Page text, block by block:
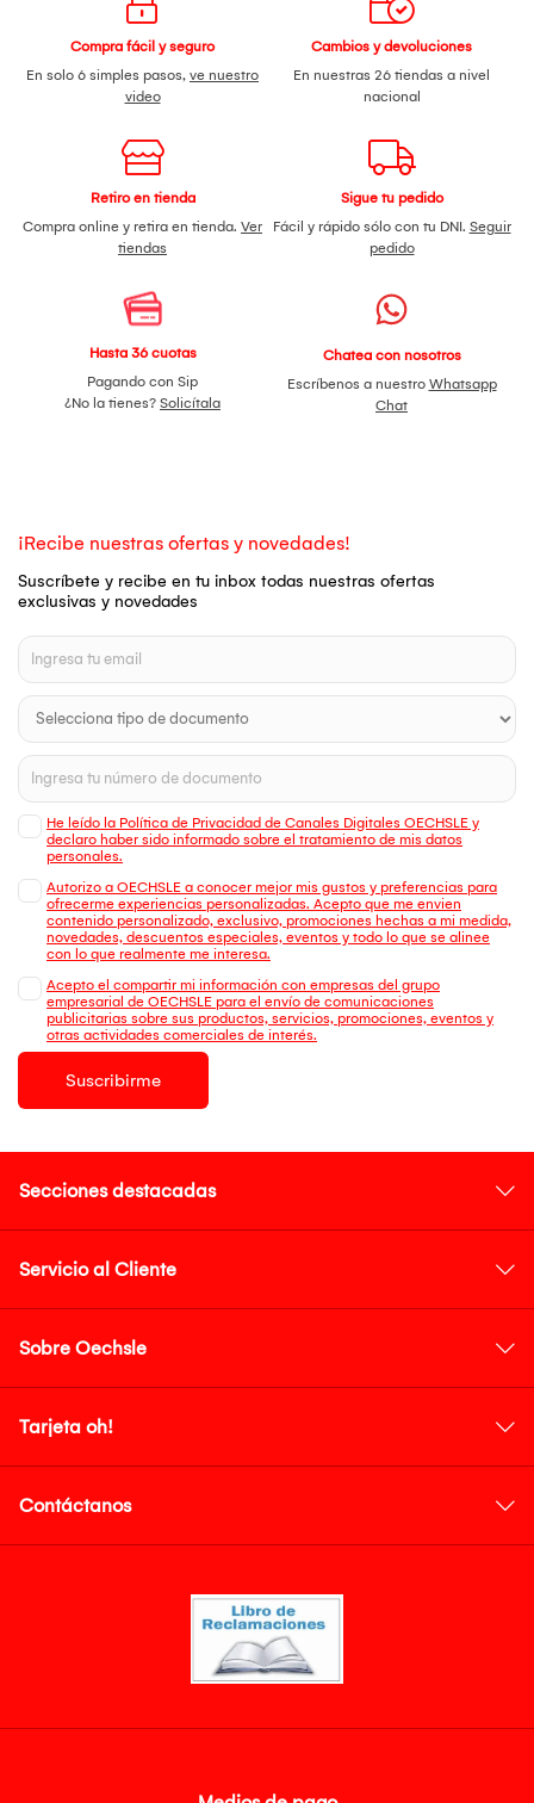
Compra fácil y seguro
En solo 6 simples pasos, ve nuestro
video
Cambios y devoluciones
En nuestras 26 tiendas a nivel
nacional
Retiro en tienda
Compra online y retira en tienda. Ver
tiendas
Sigue tu pedido
Fácil y rápido sólo con tu DNI. Seguir
pedido
Hasta 36 cuotas
Pagando con Sip
¿No la tienes? Solicítala
Chatea con nosotros
Escríbenos a nuestro Whatsapp
Chat
¡Recibe nuestras ofertas y novedades!
Suscríbete y recibe en tu inbox todas nuestras ofertas
exclusivas y novedades
He leído la Política de Privacidad de Canales Digitales OECHSLE y
declaro haber sido informado sobre el tratamiento de mis datos
personales.
Autorizo a OECHSLE a conocer mejor mis gustos y preferencias para
ofrecerme experiencias personalizadas. Acepto que me envien
contenido personalizado, exclusivo, promociones hechas a mi medida,
novedades, descuentos especiales, eventos y todo lo que se alinee
con lo que realmente me interesa.
Acepto el compartir mi información con empresas del grupo
empresarial de OECHSLE para el envío de comunicaciones
publicitarias sobre sus productos, servicios, promociones, eventos y
otras actividades comerciales de interés.
Suscribirme
Secciones destacadas
Servicio al Cliente
Sobre Oechsle
Tarjeta oh!
Contáctanos